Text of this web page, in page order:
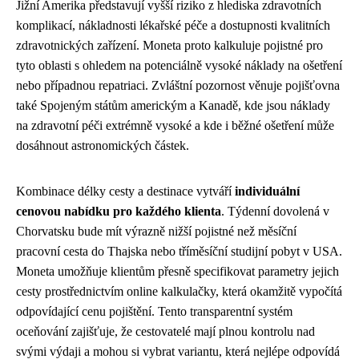
Jižní Amerika představují vyšší riziko z hlediska zdravotních
komplikací, nákladnosti lékařské péče a dostupnosti kvalitních
zdravotnických zařízení. Moneta proto kalkuluje pojistné pro
tyto oblasti s ohledem na potenciálně vysoké náklady na ošetření
nebo případnou repatriaci. Zvláštní pozornost věnuje pojišťovna
také Spojeným státům americkým a Kanadě, kde jsou náklady
na zdravotní péči extrémně vysoké a kde i běžné ošetření může
dosáhnout astronomických částek.
Kombinace délky cesty a destinace vytváříindividuální
cenovou nabídku pro každého klienta. Týdenní dovolená v
Chorvatsku bude mít výrazně nižší pojistné než měsíční
pracovní cesta do Thajska nebo tříměsíční studijní pobyt v USA.
Moneta umožňuje klientům přesně specifikovat parametry jejich
cesty prostřednictvím online kalkulačky, která okamžitě vypočítá
odpovídající cenu pojištění. Tento transparentní systém
oceňování zajišťuje, že cestovatelé mají plnou kontrolu nad
svými výdaji a mohou si vybrat variantu, která nejlépe odpovídá